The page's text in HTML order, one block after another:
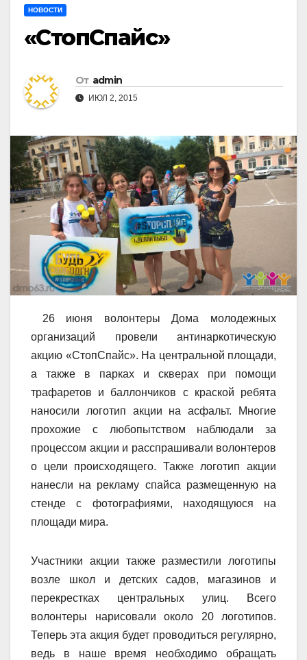
НОВОСТИ
«СтопСпайс»
От admin
ИЮЛ 2, 2015
26 июня волонтеры Дома молодежных
организаций провели антинаркотическую
акцию «СтопСпайс». На центральной площади,
а также в парках и скверах при помощи
трафаретов и баллончиков с краской ребята
наносили логотип акции на асфальт. Многие
прохожие с любопытством наблюдали за
процессом акции и расспрашивали волонтеров
о цели происходящего. Также логотип акции
нанесли на рекламу спайса размещенную на
стенде с фотографиями, находящуюся на
площади мира.
Участники акции также разместили логотипы
возле школ и детских садов, магазинов и
перекрестках центральных улиц. Всего
волонтеры нарисовали около 20 логотипов.
Теперь эта акция будет проводиться регулярно,
ведь в наше время необходимо обращать